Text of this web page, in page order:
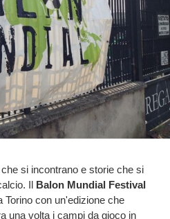
si incontrano e storie che si
Il
Balon Mundial Festival
Torino con un'edizione che
una volta i campi da gioco in